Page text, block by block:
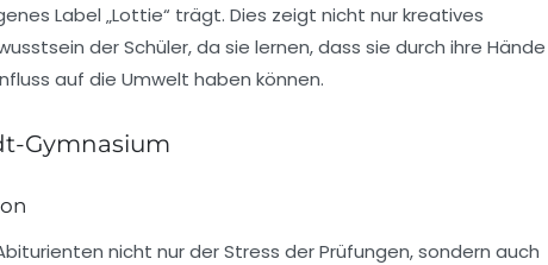
Label „Lottie“ trägt. Dies zeigt nicht nur kreatives
der Schüler, da sie lernen, dass sie durch ihre Hände
auf die Umwelt haben können.
Gymnasium
nicht nur der Stress der Prüfungen, sondern auch